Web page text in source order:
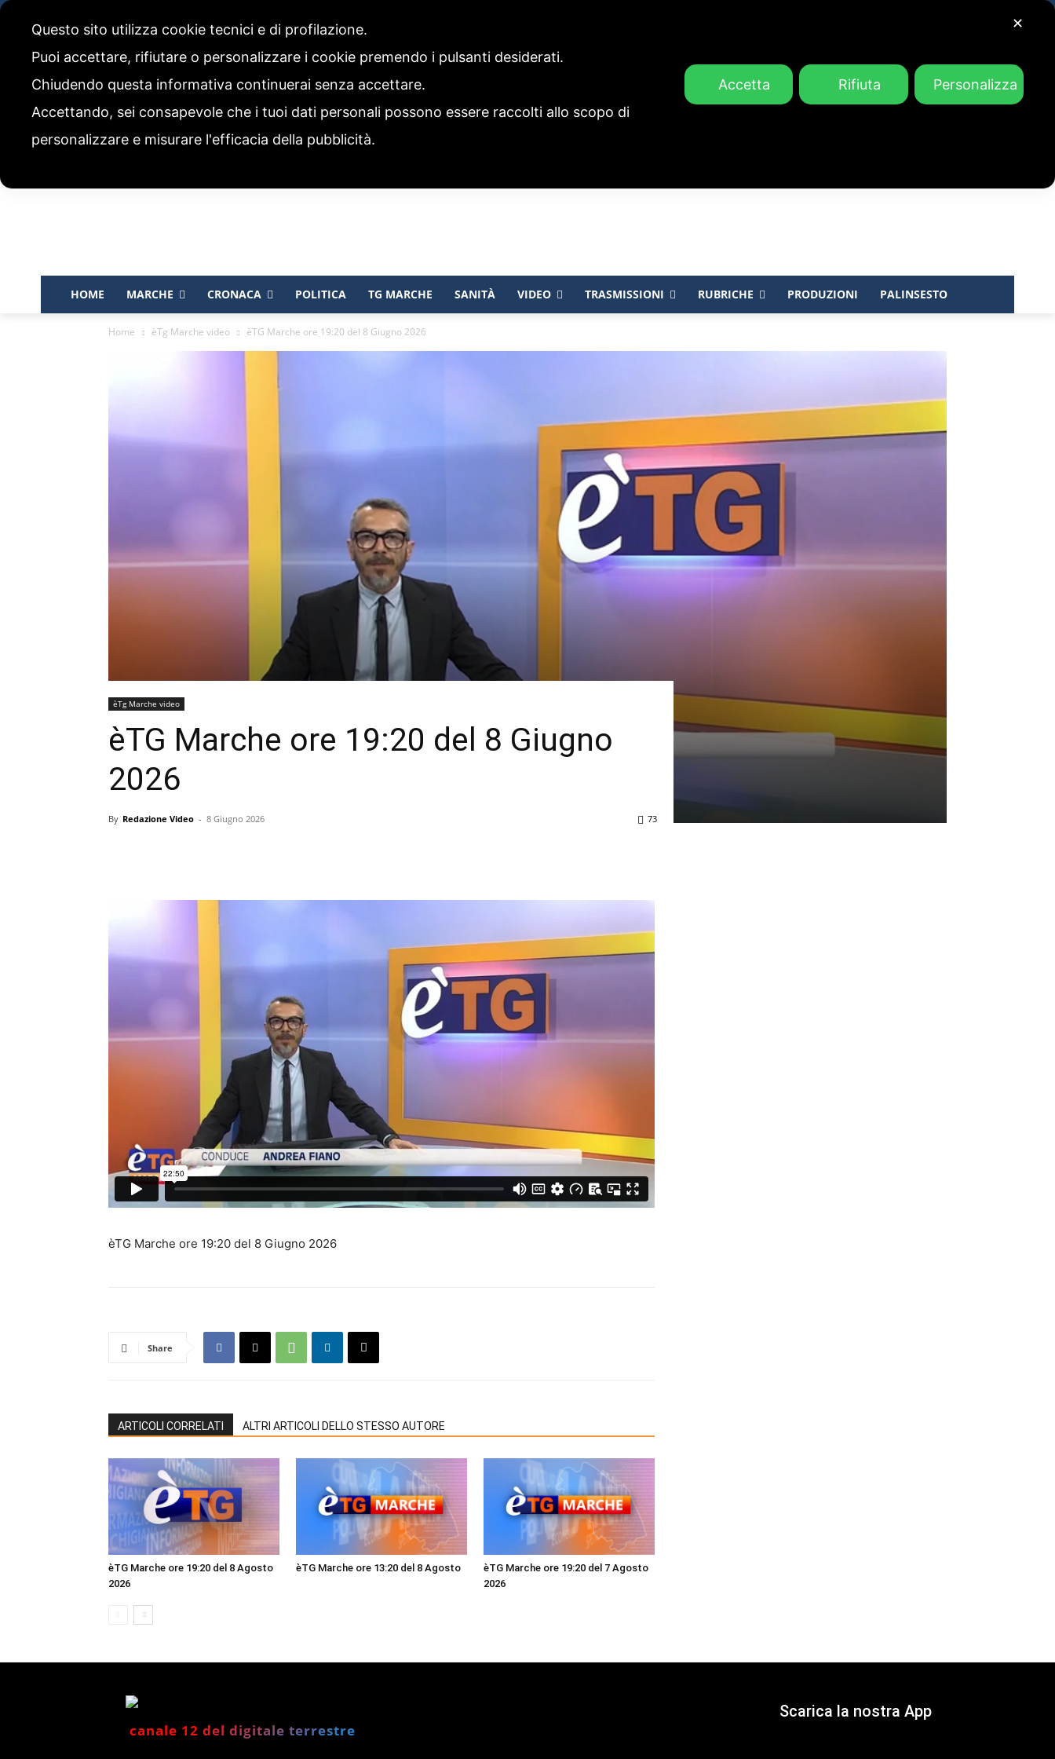
CODICE ETICO E POLITICA EDITORIALE
HOME MARCHE CRONACA POLITICA TG MARCHE SANITÀ VIDEO TRASMISSIONI RUBRICHE PRODUZIONI PALINSESTO
Home èTg Marche video èTG Marche ore 19:20 del 8 Giugno 2026
èTg Marche video
èTG Marche ore 19:20 del 8 Giugno
2026
By Redazione Video - 8 Giugno 2026 73
èTG Marche ore 19:20 del 8 Giugno 2026
Share
ARTICOLI CORRELATI ALTRI ARTICOLI DELLO STESSO AUTORE
èTG Marche ore 19:20 del 8 Agosto
2026
èTG Marche ore 13:20 del 8 Agosto
èTG Marche ore 19:20 del 7 Agosto
2026
canale 12 del digitale terrestre
Scarica la nostra App
✕
Questo sito utilizza cookie tecnici e di profilazione.
Puoi accettare, rifiutare o personalizzare i cookie premendo i pulsanti desiderati.
Chiudendo questa informativa continuerai senza accettare.
Accettando, sei consapevole che i tuoi dati personali possono essere raccolti allo scopo di
personalizzare e misurare l'efficacia della pubblicità.
Accetta Rifiuta Personalizza